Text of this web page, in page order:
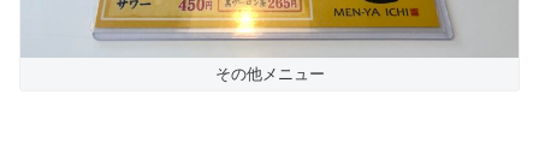
その他メニュー